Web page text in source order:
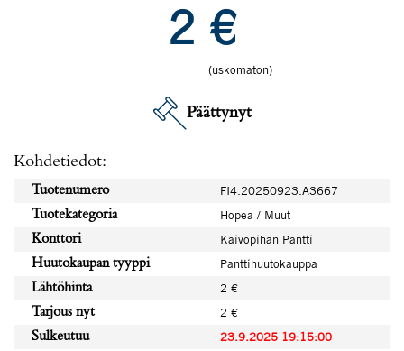
2 €
(uskomaton)
Päättynyt
Kohdetiedot:
Tuotenumero
FI4.20250923.A3667
Tuotekategoria
Hopea / Muut
Konttori
Kaivopihan Pantti
Huutokaupan tyyppi
Panttihuutokauppa
Lähtöhinta
2 €
Tarjous nyt
2 €
Sulkeutuu
23.9.2025 19:15:00